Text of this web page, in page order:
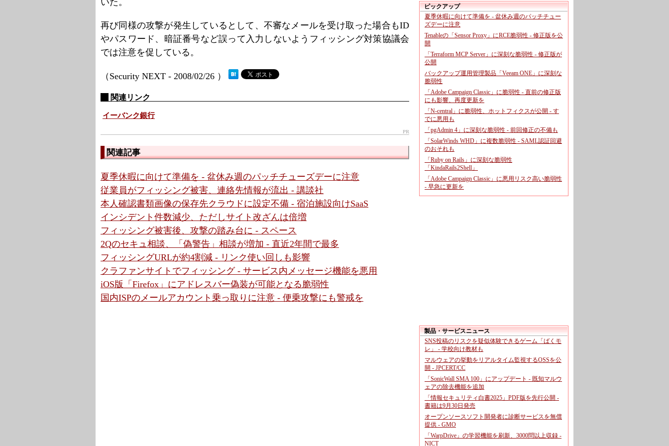
いた。
再び同様の攻撃が発生しているとして、不審なメールを受け取った場合もID
やパスワード、暗証番号など誤って入力しないようフィッシング対策協議会
では注意を促している。
（Security NEXT - 2008/02/26 ）
関連リンク
イーバンク銀行
PR
関連記事
夏季休暇に向けて準備を - 盆休み週のパッチチューズデーに注意
従業員がフィッシング被害、連絡先情報が流出 - 講談社
本人確認書類画像の保存先クラウドに設定不備 - 宿泊施設向けSaaS
インシデント件数減少、ただしサイト改ざんは倍増
フィッシング被害後、攻撃の踏み台に - スペース
2Qのセキュ相談、「偽警告」相談が増加 - 直近2年間で最多
フィッシングURLが約4割減 - リンク使い回しも影響
クラファンサイトでフィッシング - サービス内メッセージ機能を悪用
iOS版「Firefox」にアドレスバー偽装が可能となる脆弱性
国内ISPのメールアカウント乗っ取りに注意 - 便乗攻撃にも警戒を
ピックアップ
夏季休暇に向けて準備を - 盆休み週のパッチチュー
ズデーに注意
Tenableの「Sensor Proxy」にRCE脆弱性 - 修正版を公
開
「Terraform MCP Server」に深刻な脆弱性 - 修正版が
公開
バックアップ運用管理製品「Veeam ONE」に深刻な
脆弱性
「Adobe Campaign Classic」に脆弱性 - 直前の修正版
にも影響、再度更新を
「N-central」に脆弱性、ホットフィクスが公開 - す
でに悪用も
「pgAdmin 4」に深刻な脆弱性 - 前回修正の不備も
「SolarWinds WHD」に複数脆弱性 - SAML認証回避
のおそれも
「Ruby on Rails」に深刻な脆弱性
「KindaRails2Shell」
「Adobe Campaign Classic」に悪用リスク高い脆弱性
- 早急に更新を
製品・サービスニュース
SNS投稿のリスクを疑似体験できるゲーム「ばくモ
レ」 - 学校向け教材も
マルウェアの挙動をリアルタイム監視するOSSを公
開 - JPCERT/CC
「SonicWall SMA 100」にアップデート - 既知マルウ
ェアの除去機能を追加
「情報セキュリティ白書2025」PDF版を先行公開 -
書籍は9月30日発売
オープンソースソフト開発者に診断サービスを無償
提供 - GMO
「WarpDrive」の学習機能を刷新、3000問以上収録 -
NICT